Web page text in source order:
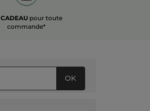
CADEAUpour toute
commande*
OK